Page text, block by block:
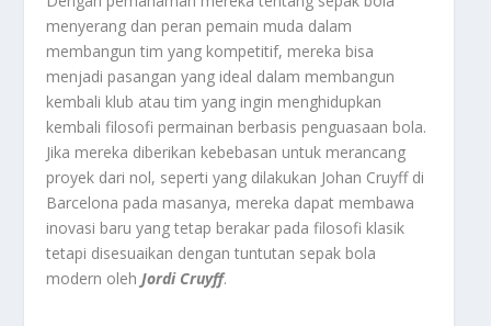
menyerang dan peran pemain muda dalam
membangun tim yang kompetitif, mereka bisa
menjadi pasangan yang ideal dalam membangun
kembali klub atau tim yang ingin menghidupkan
kembali filosofi permainan berbasis penguasaan bola.
Jika mereka diberikan kebebasan untuk merancang
proyek dari nol, seperti yang dilakukan Johan Cruyff di
Barcelona pada masanya, mereka dapat membawa
inovasi baru yang tetap berakar pada filosofi klasik
tetapi disesuaikan dengan tuntutan sepak bola
modern olehJordi Cruyff.